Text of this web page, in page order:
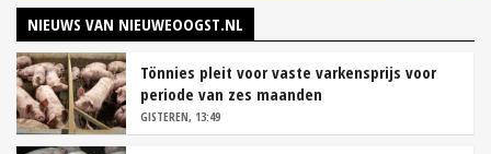
NIEUWS VAN NIEUWEOOGST.NL
Tönnies pleit voor vaste varkensprijs voor
periode van zes maanden
GISTEREN, 13:49